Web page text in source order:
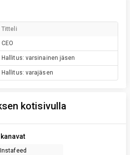
Titteli
CEO
Hallitus: varsinainen jäsen
Hallitus: varajäsen
kotisivulla
Instafeed